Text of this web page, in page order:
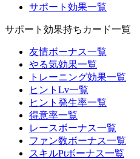
サポート効果一覧
サポート効果持ちカード一覧
友情ボーナス一覧
やる気効果一覧
トレーニング効果一覧
ヒントLv一覧
ヒント発生率一覧
得意率一覧
レースボーナス一覧
ファン数ボーナス一覧
スキルPtボーナス一覧